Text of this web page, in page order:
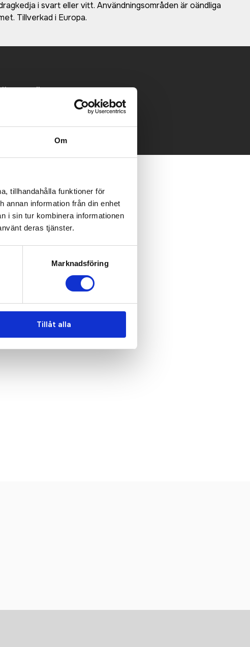
Om
tillhandahålla funktioner för
annan information från din enhet
i sin tur kombinera informationen
deras tjänster.
Marknadsföring
Tillåt alla
i svart eller vitt. Användningsområden är oändliga
Tillverkad i Europa.
mailen.